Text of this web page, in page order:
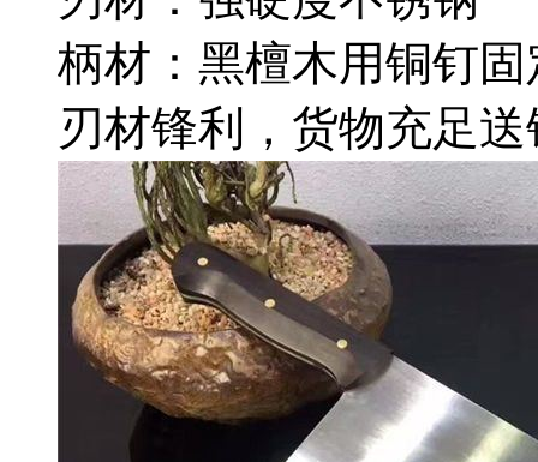
柄材：黑檀木用铜钉固
刃材锋利，货物充足